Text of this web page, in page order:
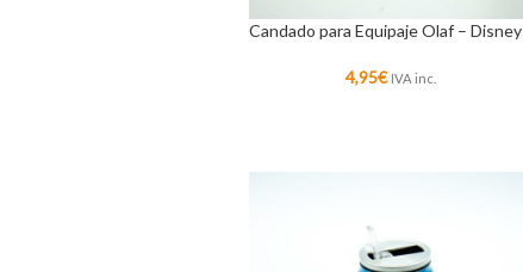
Candado para Equipaje Olaf – Disney
4,95€ IVA inc.